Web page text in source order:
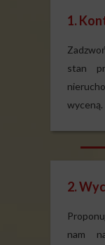
1.
stan
wyceną.
2.
nam